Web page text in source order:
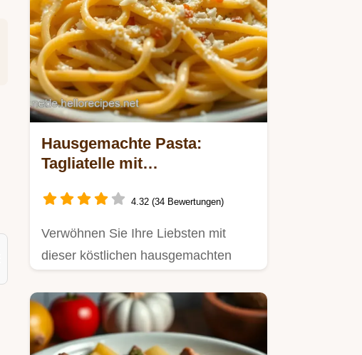
Hausgemachte Pasta:
Tagliatelle mit
besondere Anlässe
4.32 (34 Bewertungen)
Verwöhnen Sie Ihre Liebsten mit
dieser köstlichen hausgemachten